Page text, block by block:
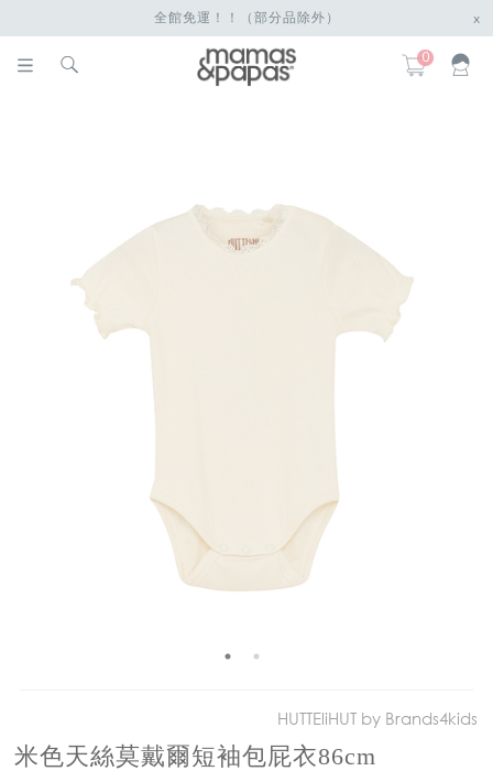
全館免運！！（部分品除外） x
0
HUTTEliHUT by Brands4kids
米色天絲莫戴爾短袖包屁衣86cm